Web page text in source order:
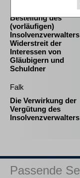
Die Auswahl und
Bestellung des
(vorläufigen)
Widerstreit der
Interessen von
Gläubigern und
Schuldner
Falk
Die Verwirkung der
Vergütung des
Insolvenzverwalters
Passende